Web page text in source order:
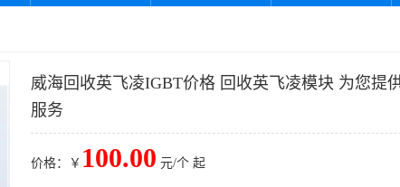
威海回收英飞凌IGBT价格 回收英飞凌模块 为您提
服务
价格：￥ 100.00 元/个 起